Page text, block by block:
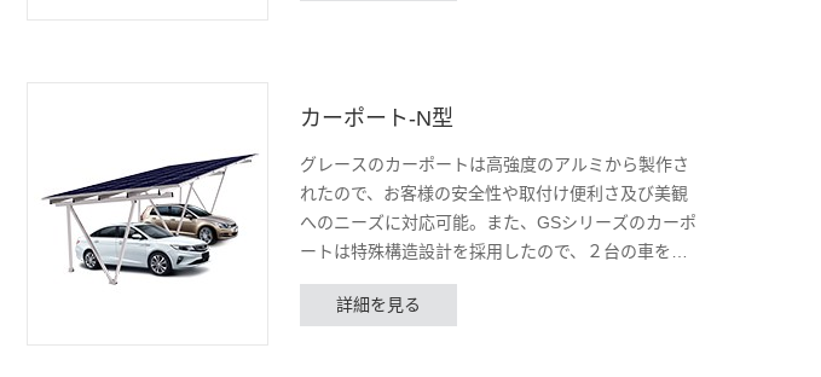
カーポート-N型
グレースのカーポートは高強度のアルミから製作さ
れたので、お客様の安全性や取付け便利さ及び美観
へのニーズに対応可能。また、GSシリーズのカーポ
ートは特殊構造設計を採用したので、２台の車を自
由に組み合わせることにより、最大限のスペース節
約ができる。10年間の品質も保証できる。
詳細を見る